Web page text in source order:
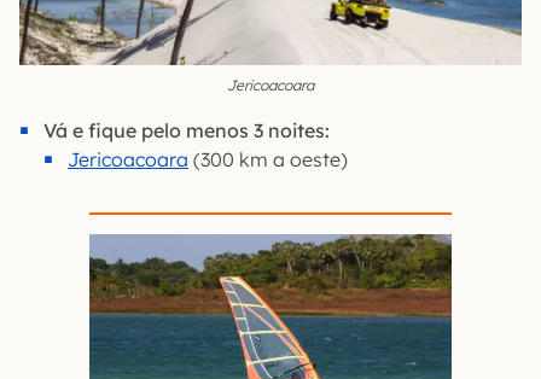
Jericoacoara
Vá e fique pelo menos 3 noites:
Jericoacoara (300 km a oeste)